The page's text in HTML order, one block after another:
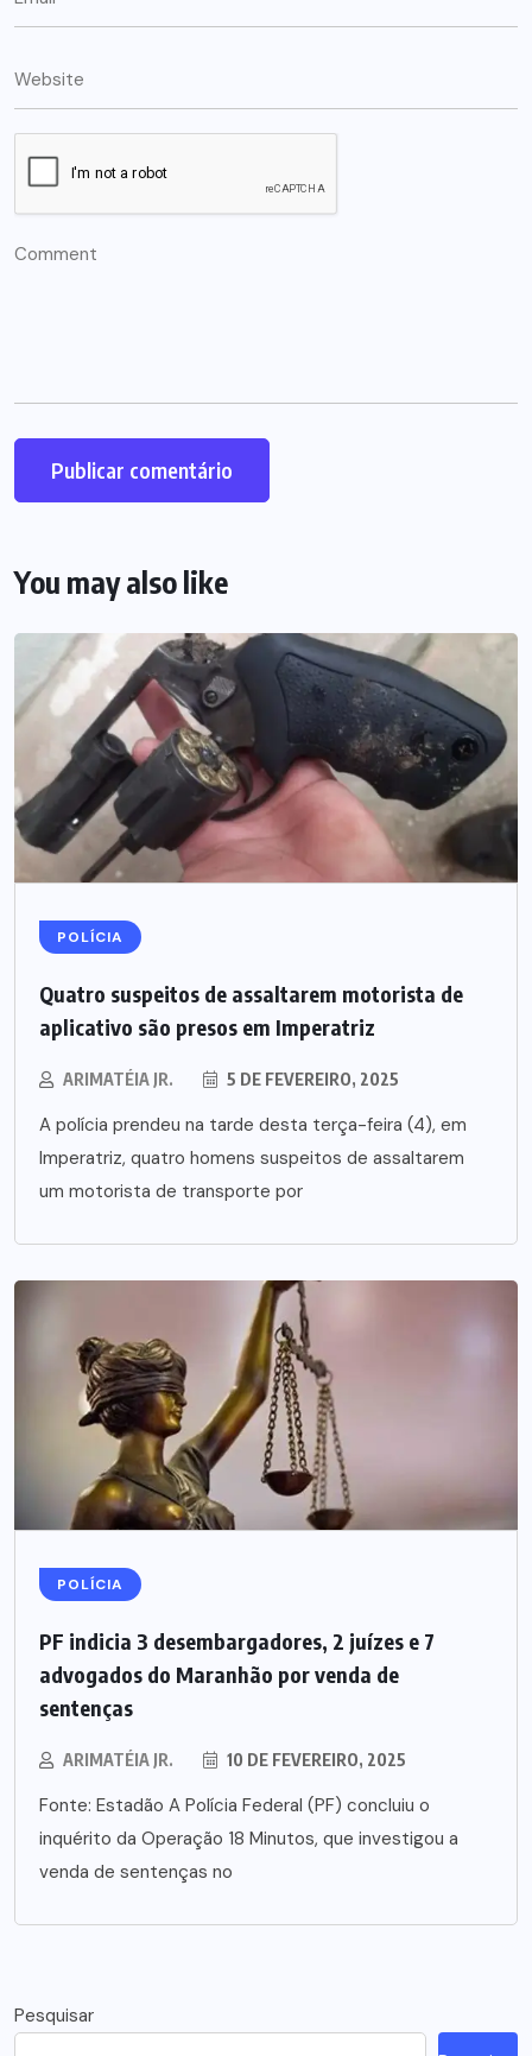
You may also like
POLÍCIA
Quatro suspeitos de assaltarem motorista de
aplicativo são presos em Imperatriz
ARIMATÉIA JR. 5 DE FEVEREIRO, 2025
A polícia prendeu na tarde desta terça-feira (4), em
Imperatriz, quatro homens suspeitos de assaltarem
um motorista de transporte por
POLÍCIA
PF indicia 3 desembargadores, 2 juízes e 7
advogados do Maranhão por venda de
sentenças
ARIMATÉIA JR. 10 DE FEVEREIRO, 2025
Fonte: Estadão A Polícia Federal (PF) concluiu o
inquérito da Operação 18 Minutos, que investigou a
venda de sentenças no
Pesquisar